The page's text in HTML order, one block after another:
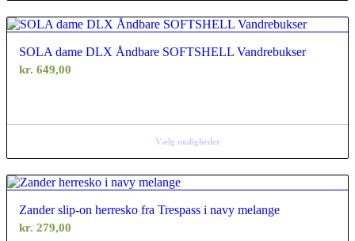
SOLA dame DLX Åndbare SOFTSHELL Vandrebukser
kr. 649,00
Vælg muligheder
Zander slip-on herresko fra Trespass i navy melange
kr. 279,00